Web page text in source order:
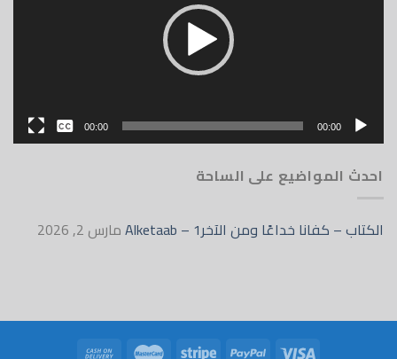
00:00
00:00
بدون
English
احدث المواضيع على الساحة
الكتاب – كفانا خداعًا ومن الآخر1 – Alketaab مارس 2, 2026